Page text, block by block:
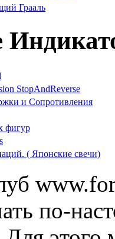
Грааль
StopAndReverse
и Сопротивления
фигур
( Японские свечи)
по-